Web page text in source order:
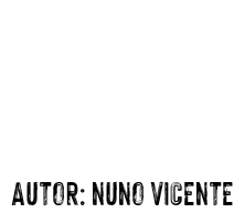
AUTOR:NUNO VICENTE